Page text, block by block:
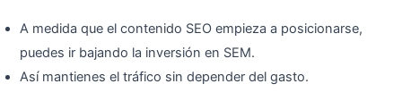
A medida que el contenido SEO empieza a posicionarse,
puedes ir bajando la inversión en SEM.
Así mantienes el tráfico sin depender del gasto.